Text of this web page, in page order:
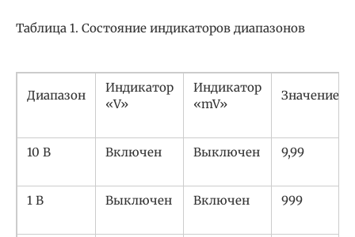
Таблица 1. Состояние индикаторов диапазонов
Диапазон
Индикатор
«V»
Индикатор
«mV»
Значение
10 В Включен Выключен 9,99
1 В Выключен Включен 999